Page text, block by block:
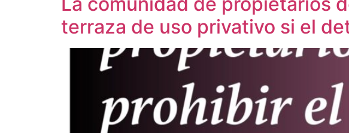
terraza de uso privativo si el